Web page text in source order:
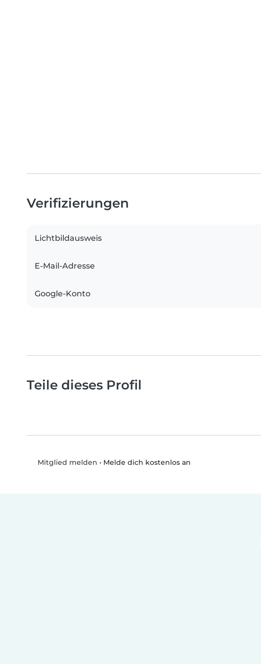
Verifizierungen
Lichtbildausweis
E-Mail-Adresse
Google-Konto
Teile dieses Profil
Mitglied melden • Melde dich kostenlos an